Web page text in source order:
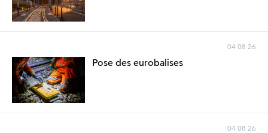
04 08 26
Pose des eurobalises
04 08 26